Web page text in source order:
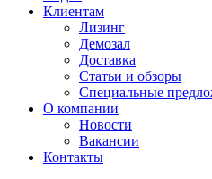
Клиентам
Лизинг
Демозал
Доставка
Статьи и обзоры
Специальные
О компании
Новости
Вакансии
Контакты